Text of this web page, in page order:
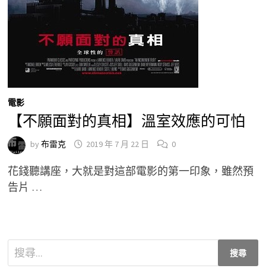
電影
【不願面對的真相】溫室效應的可怕
by 布雷克 2019 年 7 月 22 日 0
花錢聽講座，大就是對這部電影的第一印象，雖然預
告片 …
搜
尋